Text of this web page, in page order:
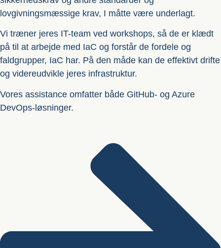
lovgivningsmæssige krav, I måtte være underlagt.
Vi træner jeres IT-team ved workshops, så de er klædt
på til at arbejde med IaC og forstår de fordele og
faldgrupper, IaC har. På den måde kan de effektivt drifte
og videreudvikle jeres infrastruktur.
Vores assistance omfatter både GitHub- og Azure
DevOps-løsninger.